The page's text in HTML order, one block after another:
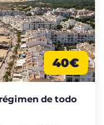
40€
de todo